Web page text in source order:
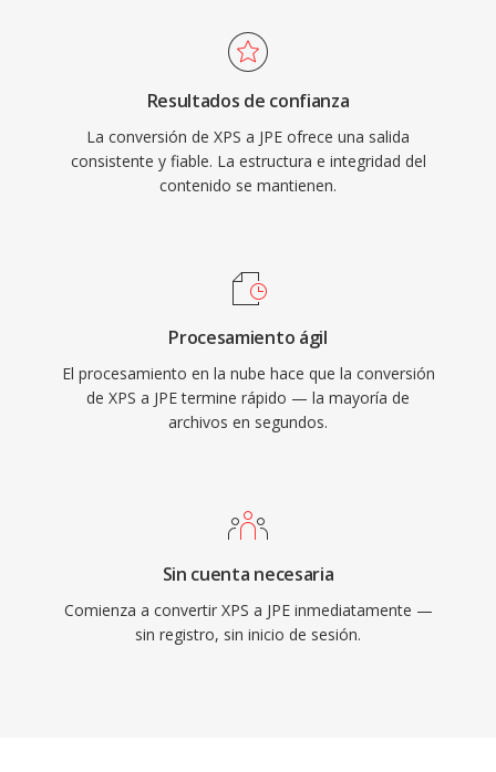
Resultados de confianza
La conversión de XPS a JPE ofrece una salida
consistente y fiable. La estructura e integridad del
contenido se mantienen.
Procesamiento ágil
El procesamiento en la nube hace que la conversión
de XPS a JPE termine rápido — la mayoría de
archivos en segundos.
Sin cuenta necesaria
Comienza a convertir XPS a JPE inmediatamente —
sin registro, sin inicio de sesión.